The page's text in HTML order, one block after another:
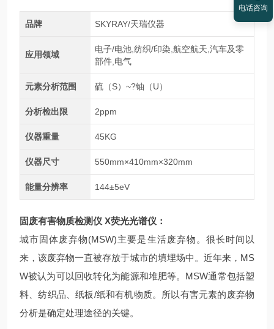
品牌 SKYRAY/天瑞仪器
应用领域
电子/电池,纺织/印染,航空航天,汽车及零
部件,电气
元素分析范围 硫（S）~?铀（U）
分析检出限 2ppm
仪器重量 45KG
仪器尺寸 550mm×410mm×320mm
能量分辨率 144±5eV
固废有害物质检测仪 X荧光光谱仪 ：
城市固体废弃物(MSW)主要是生活废弃物。很长时间以
来，该废弃物一直被存放于城市的填埋场中。近年来，MS
W被认为可以回收转化为能源和堆肥等。MSW通常包括塑
料、纺织品、纸板/纸和有机物质。所以有害元素的废弃物
分析是确定处理途径的关键。
电话咨询